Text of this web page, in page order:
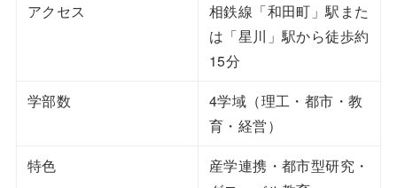
アクセス
相鉄線「和田町」駅また
は「星川」駅から徒歩約
15分
学部数
4学域（理工・都市・教
育・経営）
特色
産学連携・都市型研究・